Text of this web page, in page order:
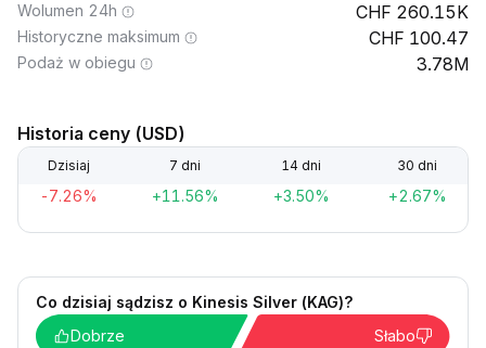
Wolumen 24h 260.15K
Historyczne maksimum 100.47
Podaż w obiegu 3.78M
Historia ceny (USD)
Dzisiaj 7 dni 14 dni 30 dni
-7.26% +11.56% +3.50% +2.67%
Co dzisiaj sądzisz o Kinesis Silver (KAG)?
Dobrze
Słabo